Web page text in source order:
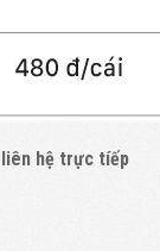
hệ trực tíếp